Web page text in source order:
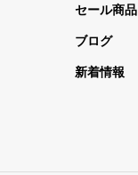
セール商品
ブログ
新着情報